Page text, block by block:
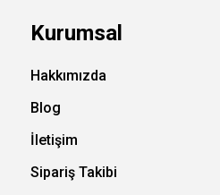
Kurumsal
Hakkımızda
Blog
İletişim
Sipariş Takibi